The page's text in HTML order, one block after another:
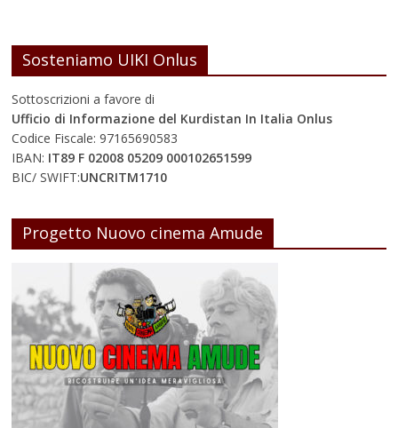
Sosteniamo UIKI Onlus
Sottoscrizioni a favore di
Ufficio di Informazione del Kurdistan In Italia Onlus
Codice Fiscale: 97165690583
IBAN: IT89 F 02008 05209 000102651599
BIC/ SWIFT:UNCRITM1710
Progetto Nuovo cinema Amude